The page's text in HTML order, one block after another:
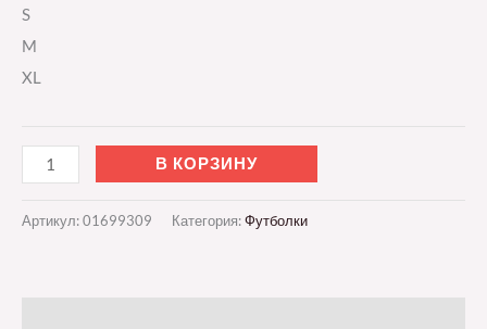
S
M
XL
В КОРЗИНУ
Артикул:01699309 Категория:Футболки